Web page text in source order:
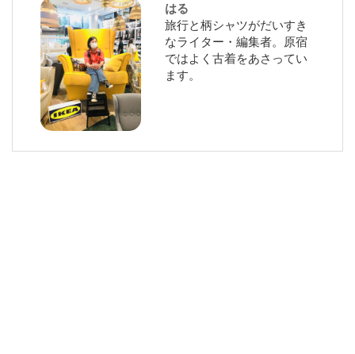
はる
旅行と柄シャツがだいすき
なライター・編集者。原宿
ではよく古着をあさってい
ます。